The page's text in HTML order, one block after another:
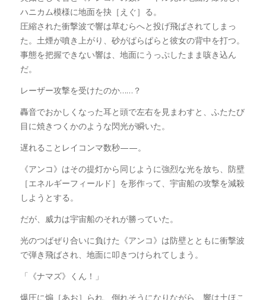
ハニカム模様に地面を抉［えぐ］る。
圧縮された衝撃波で響は草むらへと投げ飛ばされてしまっ
た。土煙が噴き上がり、砂がぱらぱらと彼女の背中を打つ。
事態を把握できない響は、地面にうっぷしたまま咳き込ん
だ。
レーザー攻撃を受けたのか……？
轟音でおかしくなった耳と頭で左右を見まわすと、ふたたび
目に焼きつくかのような閃光が瞬いた。
遅れることレイコンマ数秒——。
《アンコ》はその提灯から同じように強烈な光を放ち、防壁
［エネルギーフィールド］を形作って、宇宙船の攻撃を減殺
しようとする。
だが、威力は宇宙船のそれが勝っていた。
光のつばぜり合いに負けた《アンコ》は防壁とともに衝撃波
で弾き飛ばされ、地面に叩きつけられてしまう。
「《ナマズ》くん！」
爆圧に煽［あお］られ、倒れそうになりながら、響は土ほこ